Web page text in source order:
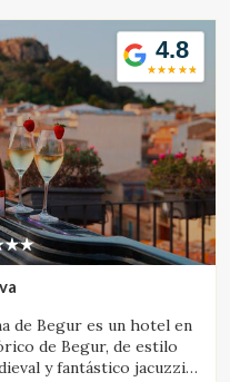
4.8
de Begur es un hotel en
de Begur, de estilo
y fantástico jacuzzi